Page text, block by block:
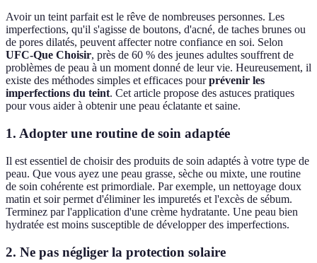
Avoir un teint parfait est le rêve de nombreuses personnes. Les
imperfections, qu'il s'agisse de boutons, d'acné, de taches brunes ou
de pores dilatés, peuvent affecter notre confiance en soi. Selon
UFC-Que Choisir, près de 60 % des jeunes adultes souffrent de
problèmes de peau à un moment donné de leur vie. Heureusement, il
existe des méthodes simples et efficaces pourprévenir les
imperfections du teint. Cet article propose des astuces pratiques
pour vous aider à obtenir une peau éclatante et saine.
1. Adopter une routine de soin adaptée
Il est essentiel de choisir des produits de soin adaptés à votre type de
peau. Que vous ayez une peau grasse, sèche ou mixte, une routine
de soin cohérente est primordiale. Par exemple, un nettoyage doux
matin et soir permet d'éliminer les impuretés et l'excès de sébum.
Terminez par l'application d'une crème hydratante. Une peau bien
hydratée est moins susceptible de développer des imperfections.
2. Ne pas négliger la protection solaire